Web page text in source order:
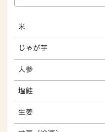
米
じゃが芋
人参
塩鮭
生姜